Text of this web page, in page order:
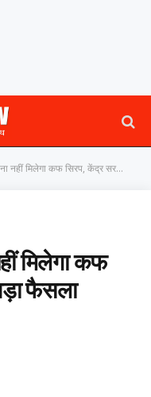
मिलेगा कफ सिरप, केंद्र सरकार का बड़ा फैसला
मिलेगा कफ
फैसला